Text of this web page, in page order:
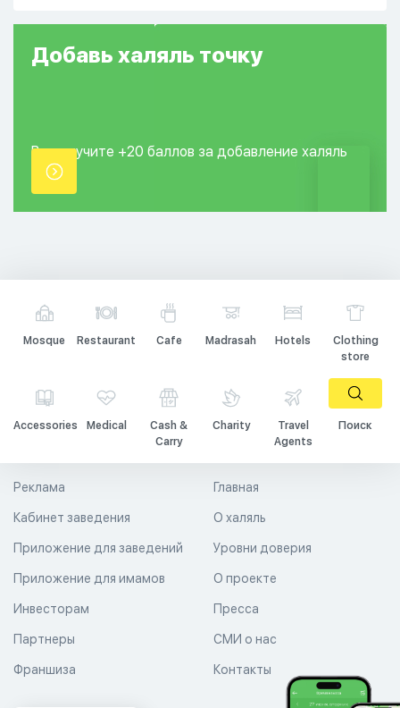
Добавь халяль точку
Вы получите +20 баллов за добавление халяль
точки.
Mosque Restaurant Cafe Madrasah Hotels
Clothing
store
Accessories Medical
Cash &
Carry
Charity
Travel
Agents
Поиск
Главная
О халяль
Уровни доверия
Реклама
Кабинет заведения
Приложение для заведений
Приложение для имамов О проекте
Пресса
СМИ о нас
Контакты
Инвесторам
Партнеры
Франшиза